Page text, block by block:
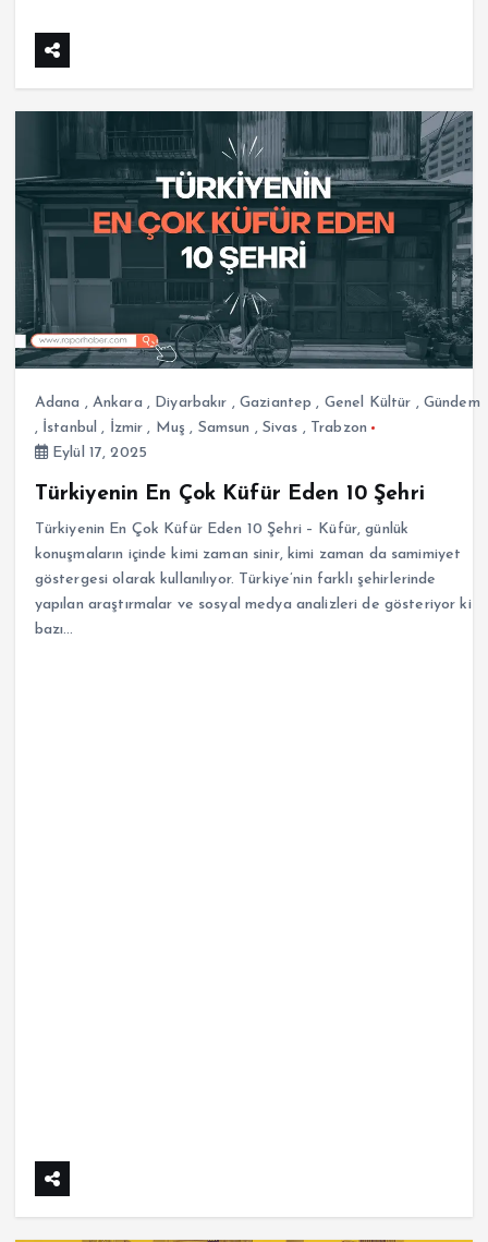
Adana , Ankara , Diyarbakır , Gaziantep , Genel Kültür , Gündem
, İstanbul , İzmir , Muş , Samsun , Sivas , Trabzon
Eylül 17, 2025
Türkiyenin En Çok Küfür Eden 10 Şehri
Türkiyenin En Çok Küfür Eden 10 Şehri – Küfür, günlük
konuşmaların içinde kimi zaman sinir, kimi zaman da samimiyet
göstergesi olarak kullanılıyor. Türkiye’nin farklı şehirlerinde
yapılan araştırmalar ve sosyal medya analizleri de gösteriyor ki
bazı…